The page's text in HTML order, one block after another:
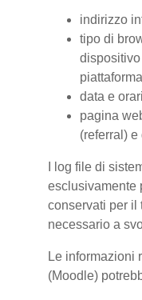
indirizzo
tipo di
data e
pagina
(referral) e
I log file di
esclusivamente
conservati per il
necessario a
Le informazioni
(Moodle)